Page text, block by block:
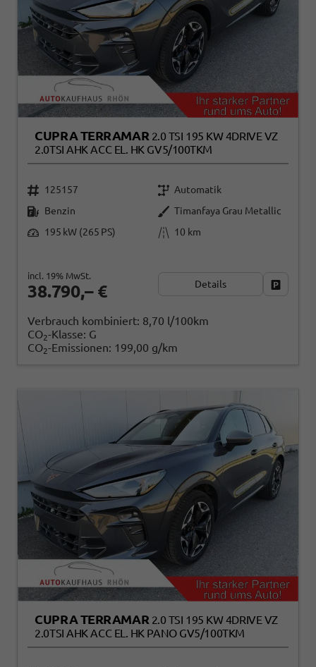
CUPRA TERRAMAR 2.0 TSI 195 KW 4DRIVE VZ
2.0TSI AHK ACC EL. HK GV5/100TKM
125157
Automatik
Benzin
Timanfaya Grau Metallic
195 kW (265 PS)
10 km
38.790,– €
incl. 19% MwSt.
Details
Verbrauch kombiniert: 8,70 l/100km
CO2-Klasse: G
CO2-Emissionen: 199,00 g/km
CUPRA TERRAMAR 2.0 TSI 195 KW 4DRIVE VZ
2.0TSI AHK ACC EL. HK PANO GV5/100TKM